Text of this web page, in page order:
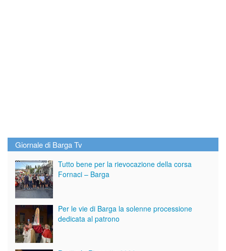
Giornale di Barga Tv
Tutto bene per la rievocazione della corsa
Fornaci – Barga
Per le vie di Barga la solenne processione
dedicata al patrono